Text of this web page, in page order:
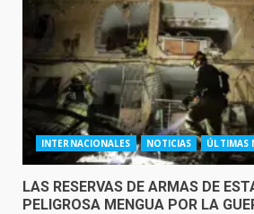
INTERNACIONALES NOTICIAS ÚLTIMAS
LAS RESERVAS DE ARMAS DE
PELIGROSA MENGUA POR LA